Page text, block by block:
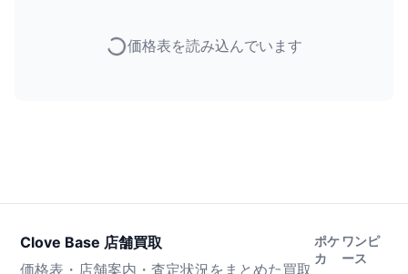
価格表を読み込んでいます
Clove Base 店舗買取
価格表・店舗案内・査定状況をまとめた買取
ポケ
カ
ワンピ
ース